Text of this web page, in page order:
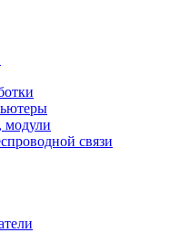
модули
связи